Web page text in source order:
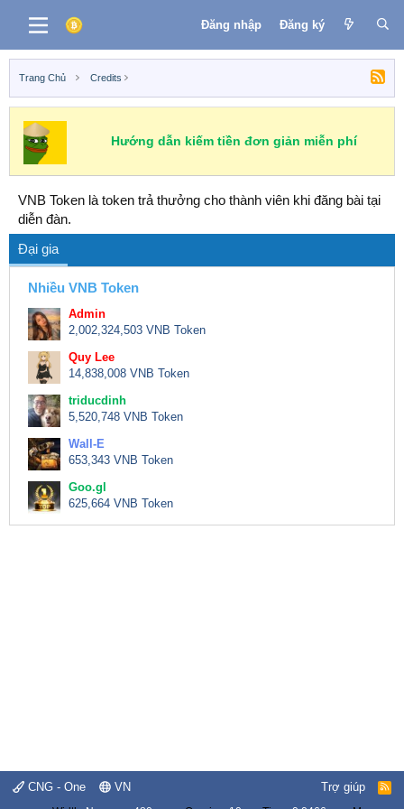
Đăng nhập Đăng ký
Trang Chủ Credits
Hướng dẫn kiếm tiền đơn giản miễn phí
VNB Token là token trả thưởng cho thành viên khi đăng bài tại
diễn đàn.
Đại gia
Nhiều VNB Token
Admin
2,002,324,503 VNB Token
Quy Lee
14,838,008 VNB Token
triducdinh
5,520,748 VNB Token
Wall-E
653,343 VNB Token
Goo.gl
625,664 VNB Token
CNG - One VN Trợ giúp
R